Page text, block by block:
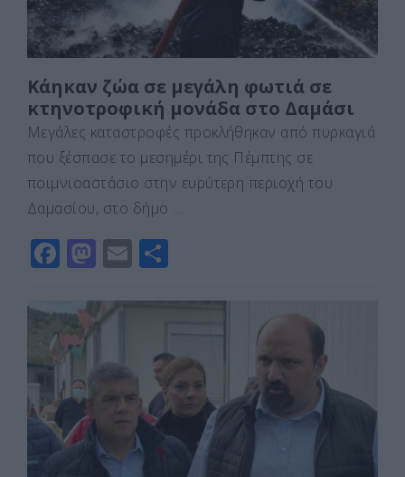
Κάηκαν ζώα σε μεγάλη φωτιά σε
κτηνοτροφική μονάδα στο Δαμάσι
Μεγάλες καταστροφές προκλήθηκαν από πυρκαγιά
που ξέσπασε το μεσημέρι της Πέμπτης σε
ποιμνιοαστάσιο στην ευρύτερη περιοχή του
Δαμασίου, στο δήμο …
F
c
e
b
o
o
k
M
st
d
o
n
E
ai ρ
σ
τε
ίτ